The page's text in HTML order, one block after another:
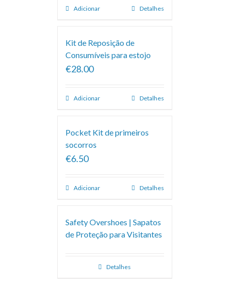
Adicionar Detalhes
Kit de Reposição de
Consumíveis para estojo
€28.00
Adicionar Detalhes
Pocket Kit de primeiros
socorros
€6.50
Adicionar Detalhes
Safety Overshoes | Sapatos
de Proteção para Visitantes
Detalhes